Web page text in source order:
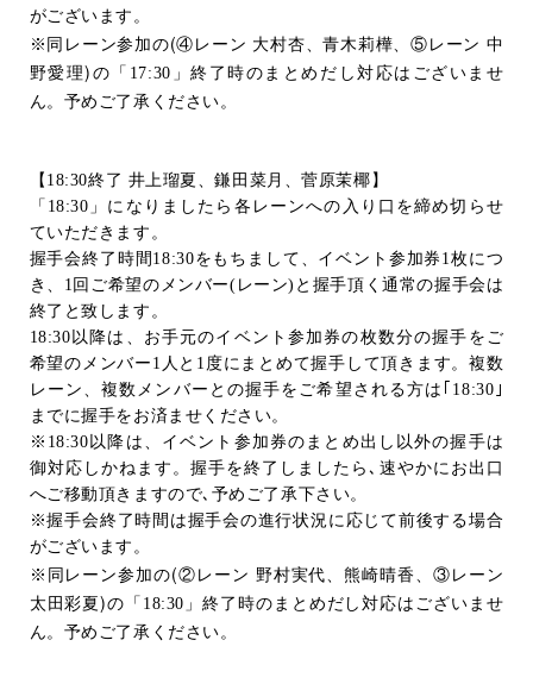
がございます。
※同レーン参加の(④レーン 大村杏、青木莉樺、⑤レーン 中
野愛理) の「 17:30 」終了時のまとめだし対応はございませ
ん。予めご了承ください。
【 18:30終了 井上瑠夏、鎌田菜月、菅原茉椰】
「 18:30 」になりましたら各レーンへの入り口を締め切らせ
ていただきます。
握手会終了時間 18:30をもちまして、イベント参加券 1枚につ
き、 1 回ご希望のメンバー( レーン) と握手頂く通常の握手会は
終了と致します。
18:30以降は、お手元のイベント参加券の枚数分の握手をご
希望のメンバー 1 人と 1 度にまとめて握手して頂きます。複数
レーン、複数メンバーとの握手をご希望される方は｢ 18:30 ｣
までに握手をお済ませください。
※ 18:30以降は、イベント参加券のまとめ出し以外の握手は
御対応しかねます。握手を終了しましたら､速やかにお出口
へご移動頂きますので､予めご了承下さい。
※握手会終了時間は握手会の進行状況に応じて前後する場合
がございます。
※同レーン参加の(②レーン 野村実代、熊崎晴香、③レーン
太田彩夏 )の「 18:30 」終了時のまとめだし対応はございませ
ん。予めご了承ください。